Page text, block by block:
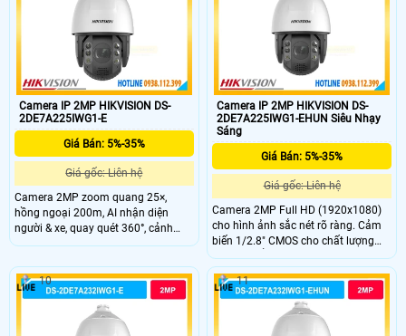
sát.
Camera IP 2MP HIKVISION DS-
2DE7A225IWG1-E
Giá Bán: 5%-35%
Giá gốc: Liên hệ
Camera 2MP zoom quang 25×,
hồng ngoại 200m, AI nhận diện
người & xe, quay quét 360°, cảnh
báo đèn và âm thanh, bền bỉ IP67.
Camera IP 2MP HIKVISION DS-
2DE7A225IWG1-EHUN Siêu Nhạy
Sáng
Giá Bán: 5%-35%
Giá gốc: Liên hệ
Camera 2MP Full HD (1920x1080)
cho hình ảnh sắc nét rõ ràng. Cảm
biến 1/2.8" CMOS cho chất lượng
hình ảnh ổn định. Hồng ngoại tầm
xa 200m hỗ trợ giám sát ban đêm
liên tục. PTZ xoay 360° không điểm
mù, bao quát toàn khu vực rộng.
Âm thanh 2 chiều với micro kép và
loa tích hợp.
10 11